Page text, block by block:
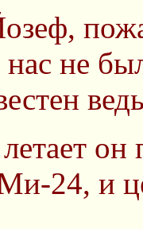
нас не
24, и